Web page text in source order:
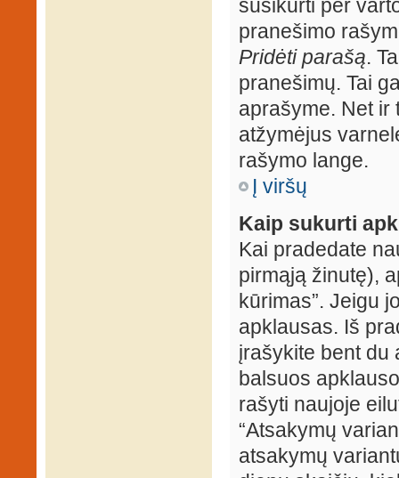
susikurti per
pranešimo
Pridėti parašą.
pranešimų. Tai
aprašyme. Net ir
atžymėjus
rašymo lange.
Į viršų
Kaip sukurti
Kai pradedate
pirmąją žinutę),
kūrimas”. Jeigu
apklausas. Iš
įrašykite bent du
balsuos
rašyti naujoje
“Atsakymų
atsakymų